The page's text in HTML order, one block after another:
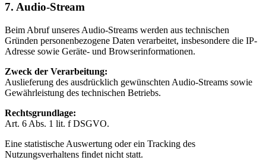
7. Audio-Stream
Beim Abruf unseres Audio-Streams werden aus technischen
Gründen personenbezogene Daten verarbeitet, insbesondere die IP-
Adresse sowie Geräte- und Browserinformationen.
Zweck der Verarbeitung:
Auslieferung des ausdrücklich gewünschten Audio-Streams sowie
Gewährleistung des technischen Betriebs.
Rechtsgrundlage:
Art. 6 Abs. 1 lit. f DSGVO.
Eine statistische Auswertung oder ein Tracking des
Nutzungsverhaltens findet nicht statt.